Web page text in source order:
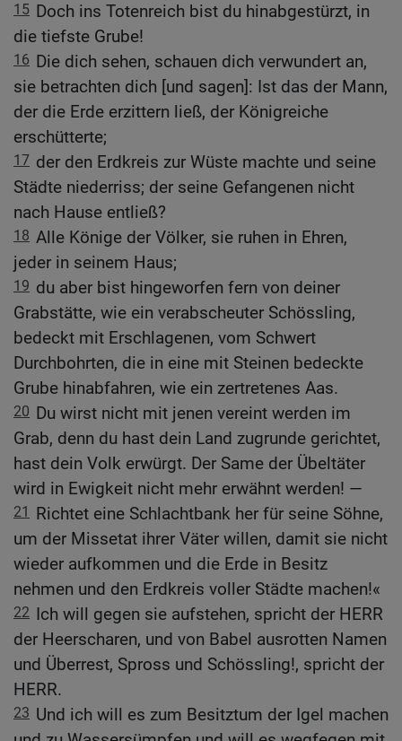
15 Doch ins Totenreich bist du hinabgestürzt, in
die tiefste Grube!
16 Die dich sehen, schauen dich verwundert an,
sie betrachten dich [und sagen]: Ist das der Mann,
der die Erde erzittern ließ, der Königreiche
erschütterte;
17 der den Erdkreis zur Wüste machte und seine
Städte niederriss; der seine Gefangenen nicht
nach Hause entließ?
18 Alle Könige der Völker, sie ruhen in Ehren,
jeder in seinem Haus;
19 du aber bist hingeworfen fern von deiner
Grabstätte, wie ein verabscheuter Schössling,
bedeckt mit Erschlagenen, vom Schwert
Durchbohrten, die in eine mit Steinen bedeckte
Grube hinabfahren, wie ein zertretenes Aas.
20 Du wirst nicht mit jenen vereint werden im
Grab, denn du hast dein Land zugrunde gerichtet,
hast dein Volk erwürgt. Der Same der Übeltäter
wird in Ewigkeit nicht mehr erwähnt werden! —
21
Richtet eine Schlachtbank her für seine Söhne,
um der Missetat ihrer Väter willen, damit sie nicht
wieder aufkommen und die Erde in Besitz
nehmen und den Erdkreis voller Städte machen!«
22 Ich will gegen sie aufstehen, spricht der HERR
der Heerscharen, und von Babel ausrotten Namen
und Überrest, Spross und Schössling!, spricht der
HERR.
23 Und ich will es zum Besitztum der Igel machen